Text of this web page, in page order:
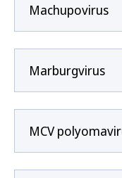
Machupovirus
Marburgvirus
MCV